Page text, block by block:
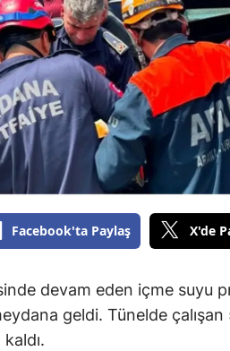
Facebook'ta Paylaş X'de
devam eden içme suyu
geldi. Tünelde
kaldı.